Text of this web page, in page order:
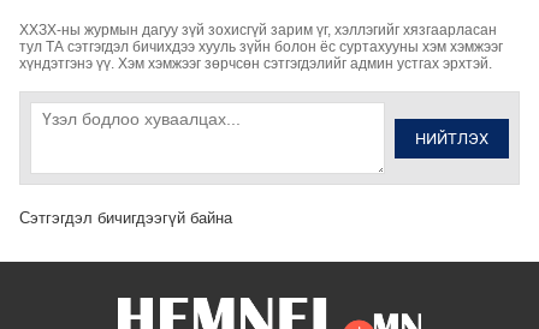
ХХЗХ-ны журмын дагуу зүй зохисгүй зарим үг, хэллэгийг хязгаарласан
тул ТА сэтгэгдэл бичихдээ хууль зүйн болон ёс суртахууны хэм хэмжээг
хүндэтгэнэ үү. Хэм хэмжээг зөрчсөн сэтгэгдэлийг админ устгах эрхтэй.
НИЙТЛЭХ
Сэтгэгдэл бичигдээгүй байна